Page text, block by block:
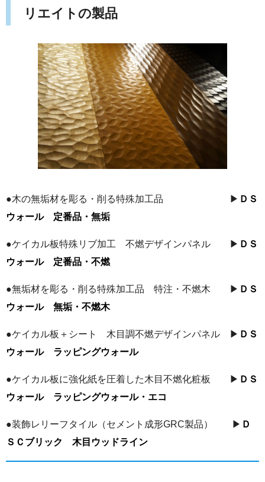
リエイトの製品
●木の無垢材を彫る・削る特殊加工品 ▶ ＤＳ
ウォール 定番品・無垢
●ケイカル板特殊リブ加工 不燃デザインパネル ▶ ＤＳ
ウォール 定番品・不燃
●無垢材を彫る・削る特殊加工品 特注・不燃木 ▶ ＤＳ
ウォール 無垢・不燃木
●ケイカル板＋シート 木目調不燃デザインパネル ▶ ＤＳ
ウォール ラッピングウォール
●ケイカル板に強化紙を圧着した木目不燃化粧板 ▶ ＤＳ
ウォール ラッピングウォール・エコ
●装飾レリーフタイル（セメント成形GRC製品） ▶ Ｄ
ＳＣブリック 木目ウッドライン